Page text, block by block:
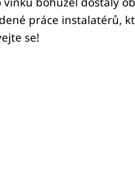
práce instalatérů,
se!